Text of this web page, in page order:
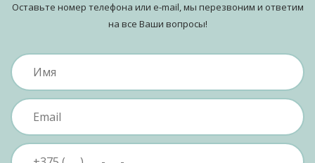
Оставьте номер телефона или e-mail, мы перезвоним и ответим
на все Ваши вопросы!